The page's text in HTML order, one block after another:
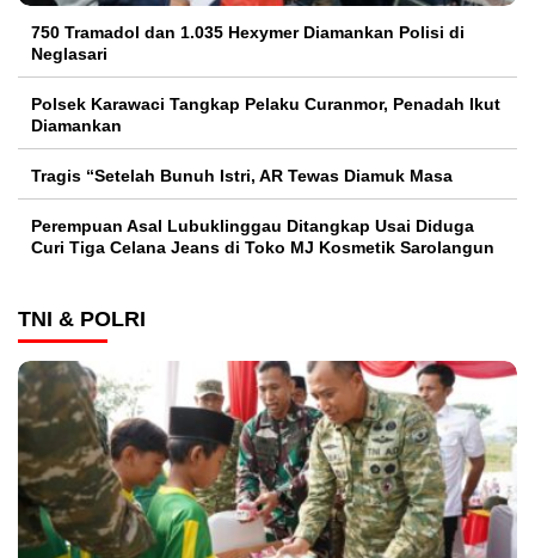
750 Tramadol dan 1.035 Hexymer Diamankan Polisi di
Neglasari
Polsek Karawaci Tangkap Pelaku Curanmor, Penadah Ikut
Diamankan
Tragis “Setelah Bunuh Istri, AR Tewas Diamuk Masa
Perempuan Asal Lubuklinggau Ditangkap Usai Diduga
Curi Tiga Celana Jeans di Toko MJ Kosmetik Sarolangun
TNI & POLRI